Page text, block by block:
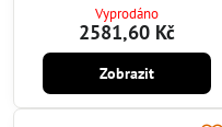
Vyprodáno
2581,60 Kč
Zobrazit